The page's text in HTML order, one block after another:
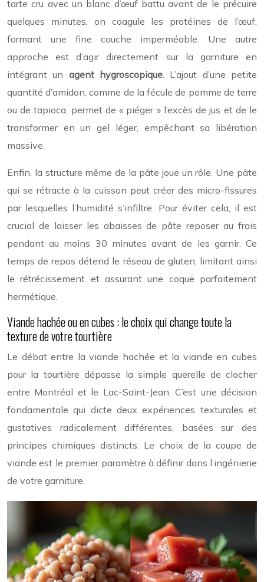
tarte cru avec un blanc d’œuf battu avant de le précuire
quelques minutes, on coagule les protéines de l’œuf,
formant une fine couche imperméable. Une autre
approche est d’agir directement sur la garniture en
intégrant un agent hygroscopique. L’ajout d’une petite
quantité d’amidon, comme de la fécule de pomme de terre
ou de tapioca, permet de « piéger » l’excès de jus et de le
transformer en un gel léger, empêchant sa libération
massive.
Enfin, la structure même de la pâte joue un rôle. Une pâte
qui se rétracte à la cuisson peut créer des micro-fissures
par lesquelles l’humidité s’infiltre. Pour éviter cela, il est
crucial de laisser les abaisses de pâte reposer au frais
pendant au moins 30 minutes avant de les garnir. Ce
temps de repos détend le réseau de gluten, limitant ainsi
le rétrécissement et assurant une coque parfaitement
hermétique.
Viande hachée ou en cubes : le choix qui change toute la
texture de votre tourtière
Le débat entre la viande hachée et la viande en cubes
pour la tourtière dépasse la simple querelle de clocher
entre Montréal et le Lac-Saint-Jean. C’est une décision
fondamentale qui dicte deux expériences texturales et
gustatives radicalement différentes, basées sur des
principes chimiques distincts. Le choix de la coupe de
viande est le premier paramètre à définir dans l’ingénierie
de votre garniture.